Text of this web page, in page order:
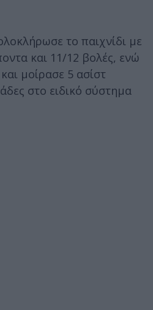
το παιχνίδι με
και 11/12 βολές, ενώ
μοίρασε 5 ασίστ
στο ειδικό σύστημα